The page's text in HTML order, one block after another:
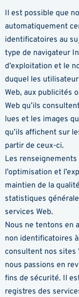
Il est possible que
automatiquement
identificatoires au
type de navigateur
d’exploitation et le
duquel les
Web, aux publicités
Web qu’ils
lues et les images
qu’ils affichent sur
partir de ceux-ci.
Les
l’optimisation et
maintien de la
statistiques
services Web.
Nous ne tentons en
non identificatoires
consultent nos sites
nous passions en
fins de sécurité. Il
registres des